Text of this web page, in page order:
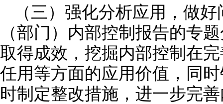
（三）强化分析应用，做
（部门）内部控制报告的专
取得成效，挖掘内部控制在
任用等方面的应用价值，同
时制定整改措施，进一步完